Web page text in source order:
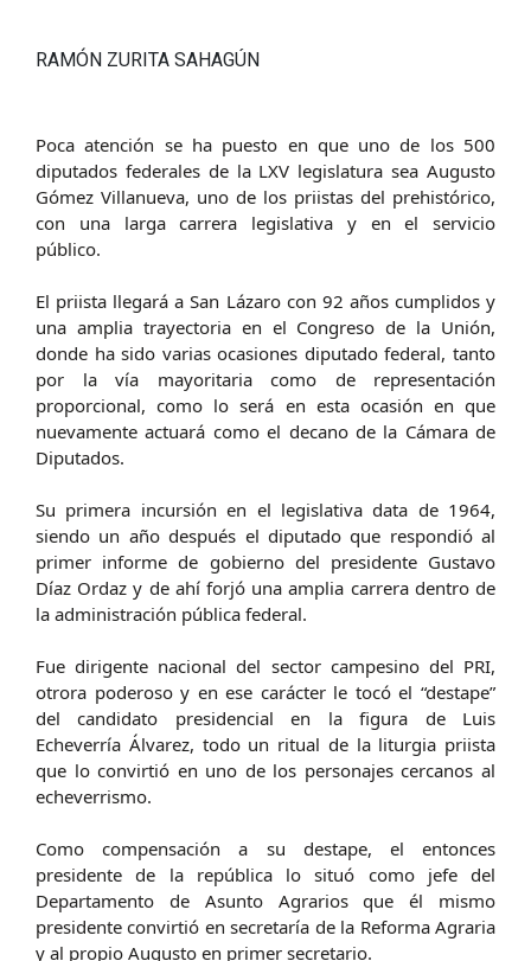
RAMÓN ZURITA SAHAGÚN
Poca atención se ha puesto en que uno de los 500
diputados federales de la LXV legislatura sea Augusto
Gómez Villanueva, uno de los priistas del prehistórico,
con una larga carrera legislativa y en el servicio
público.
El priista llegará a San Lázaro con 92 años cumplidos y
una amplia trayectoria en el Congreso de la Unión,
donde ha sido varias ocasiones diputado federal, tanto
por la vía mayoritaria como de representación
proporcional, como lo será en esta ocasión en que
nuevamente actuará como el decano de la Cámara de
Diputados.
Su primera incursión en el legislativa data de 1964,
siendo un año después el diputado que respondió al
primer informe de gobierno del presidente Gustavo
Díaz Ordaz y de ahí forjó una amplia carrera dentro de
la administración pública federal.
Fue dirigente nacional del sector campesino del PRI,
otrora poderoso y en ese carácter le tocó el “destape”
del candidato presidencial en la figura de Luis
Echeverría Álvarez, todo un ritual de la liturgia priista
que lo convirtió en uno de los personajes cercanos al
echeverrismo.
Como compensación a su destape, el entonces
presidente de la república lo situó como jefe del
Departamento de Asunto Agrarios que él mismo
presidente convirtió en secretaría de la Reforma Agraria
y al propio Augusto en primer secretario.